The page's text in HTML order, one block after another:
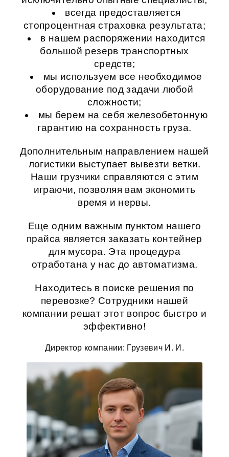
всегда предоставляется
стопроцентная страховка результата;
в нашем распоряжении находится
большой резерв транспортных
средств;
мы используем все необходимое
оборудование под задачи любой
сложности;
мы берем на себя железобетонную
гарантию на сохранность груза.
Дополнительным направлением нашей
логистики выступает вывезти ветки.
Наши грузчики справляются с этим
играючи, позволяя вам экономить
время и нервы.
Еще одним важным пунктом нашего
прайса являетсязаказать контейнер
для мусора. Эта процедура
отработана у нас до автоматизма.
Находитесь в поиске решения по
перевозке? Сотрудники нашей
компании решат этот вопрос быстро и
эффективно!
Директор компании: Грузевич И. И.